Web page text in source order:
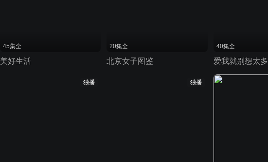
45集全
美好生活
20集全
北京女子图鉴
40集全
爱我就别想太多
独播 独播